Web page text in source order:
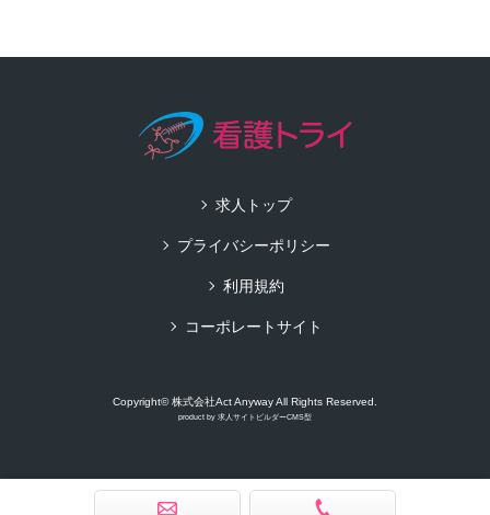
求人トップ
プライバシーポリシー
利用規約
コーポレートサイト
Copyright© 株式会社Act Anyway All Rights Reserved.
product by 求人サイトビルダーCMS型